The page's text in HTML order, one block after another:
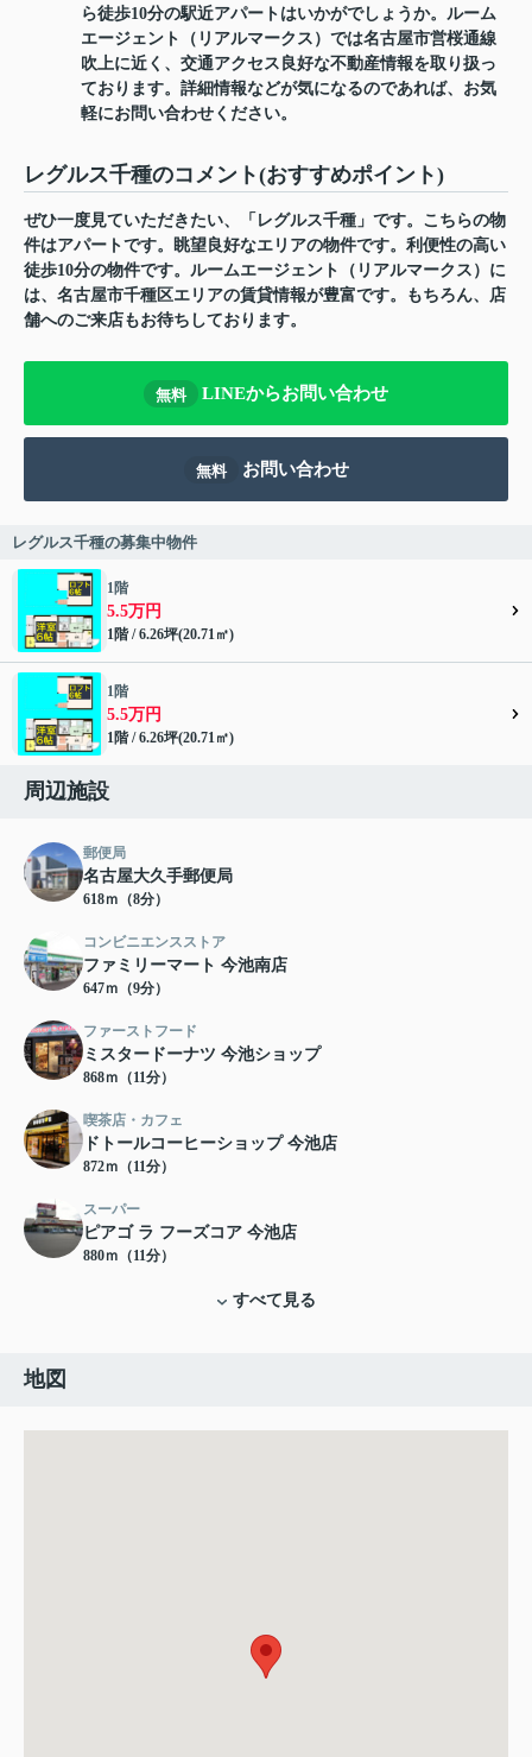
ら徒歩10分の駅近アパートはいかがでしょうか。ルーム
エージェント（リアルマークス）では名古屋市営桜通線
吹上に近く、交通アクセス良好な不動産情報を取り扱っ
ております。詳細情報などが気になるのであれば、お気
軽にお問い合わせください。
レグルス千種のコメント(おすすめポイント)
ぜひ一度見ていただきたい、「レグルス千種」です。こちらの物
件はアパートです。眺望良好なエリアの物件です。利便性の高い
徒歩10分の物件です。ルームエージェント（リアルマークス）に
は、名古屋市千種区エリアの賃貸情報が豊富です。もちろん、店
舗へのご来店もお待ちしております。
無料 LINEからお問い合わせ
無料 お問い合わせ
レグルス千種の募集中物件
1階
5.5万円
1階 / 6.26坪(20.71㎡)
1階
5.5万円
1階 / 6.26坪(20.71㎡)
周辺施設
郵便局
名古屋大久手郵便局
618ｍ（8分）
コンビニエンスストア
ファミリーマート 今池南店
647ｍ（9分）
ファーストフード
ミスタードーナツ 今池ショップ
868ｍ（11分）
喫茶店・カフェ
ドトールコーヒーショップ 今池店
872ｍ（11分）
スーパー
ピアゴ ラ フーズコア 今池店
880ｍ（11分）
すべて見る
地図